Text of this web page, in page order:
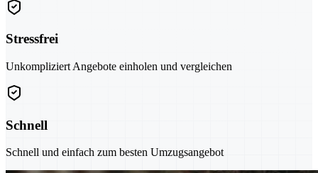
Stressfrei
Unkompliziert Angebote einholen und vergleichen
Schnell
Schnell und einfach zum besten Umzugsangebot